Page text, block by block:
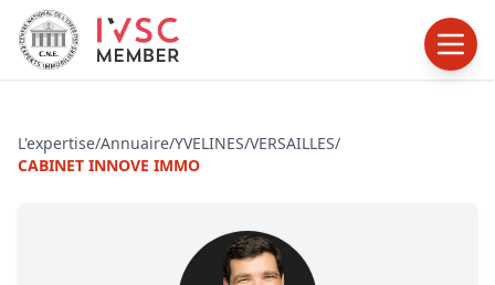
L'expertise/Annuaire/YVELINES/VERSAILLES/
CABINET INNOVE IMMO